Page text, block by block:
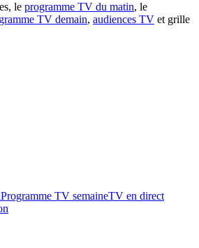
le programme TV du matin, le
TV demain, audiences TV et grille
Programme TV semaineTV en direct